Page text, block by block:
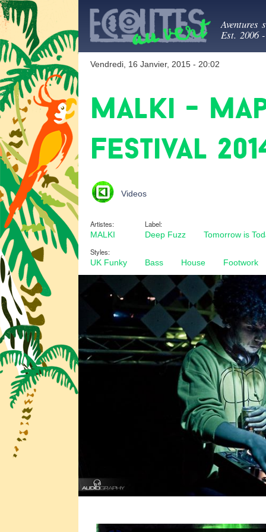
Aventures
Est. 2006
Vendredi, 16 Janvier, 2015 - 20:02
Malki -
Festival
Videos
Artistes:
MALKI
Label:
Deep Fuzz
Tomorrow is
Styles:
UK Funky
Bass House Footwork